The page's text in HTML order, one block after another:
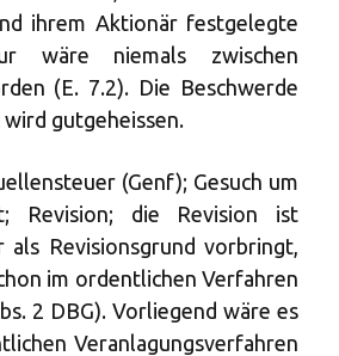
ihrem Aktionär festgelegte
wäre niemals zwischen
(E. 7.2). Die Beschwerde
gutgeheissen.
(Genf); Gesuch um
Revision; die Revision ist
als Revisionsgrund vorbringt,
im ordentlichen Verfahren
2 DBG). Vorliegend wäre es
Veranlagungsverfahren